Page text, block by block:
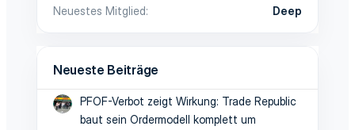
Neuestes Mitglied
Deep
Neueste Beiträge
PFOF-Verbot zeigt Wirkung: Trade Republic
baut sein Ordermodell komplett um